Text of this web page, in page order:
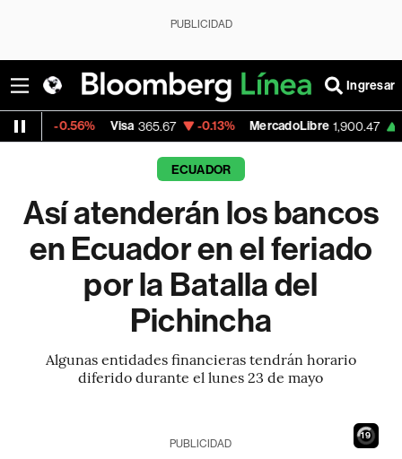
PUBLICIDAD
Ingresar
Visa 365.67 -0.13% MercadoLibre 1,900.47 +1.11%
ECUADOR
Así atenderán los bancos
en Ecuador en el feriado
por la Batalla del
Pichincha
Algunas entidades financieras tendrán horario
diferido durante el lunes 23 de mayo
18
PUBLICIDAD